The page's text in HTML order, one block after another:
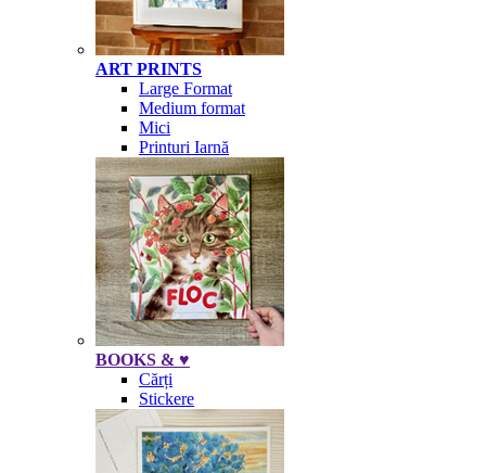
ART PRINTS
Large Format
Medium format
Mici
Printuri Iarnă
BOOKS & ♥
Cărți
Stickere